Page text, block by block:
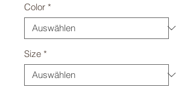
Color *
Size *